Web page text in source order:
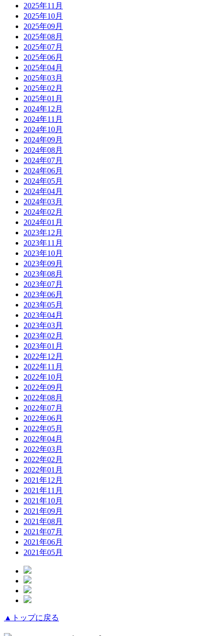
2025年11月
2025年10月
2025年09月
2025年08月
2025年07月
2025年06月
2025年04月
2025年03月
2025年02月
2025年01月
2024年12月
2024年11月
2024年10月
2024年09月
2024年08月
2024年07月
2024年06月
2024年05月
2024年04月
2024年03月
2024年02月
2024年01月
2023年12月
2023年11月
2023年10月
2023年09月
2023年08月
2023年07月
2023年06月
2023年05月
2023年04月
2023年03月
2023年02月
2023年01月
2022年12月
2022年11月
2022年10月
2022年09月
2022年08月
2022年07月
2022年06月
2022年05月
2022年04月
2022年03月
2022年02月
2022年01月
2021年12月
2021年11月
2021年10月
2021年09月
2021年08月
2021年07月
2021年06月
2021年05月
▲トップに戻る